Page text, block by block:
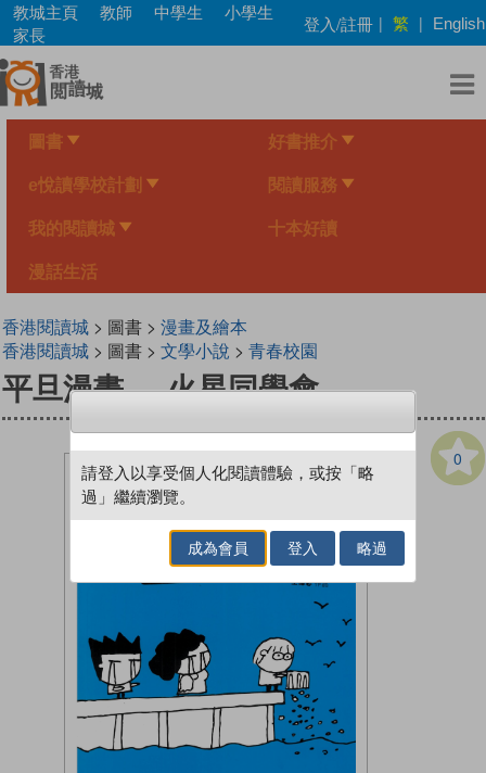
Skip
main
content
教城主頁 教師 中學生
小學生
家長
登入/註冊 | 繁 | English
圖書 好書推介
e悅讀學校計劃 閱讀服務
我的閱讀城 十本好讀
漫話生活
香港閱讀城> 圖書 > 漫畫及繪本
香港閱讀城> 圖書 > 文學小說 > 青春校園
平旦漫畫──火星同學會
0
請登入以享受個人化閱讀體驗，或按「略
過」繼續瀏覽。
成為會員 登入 略過